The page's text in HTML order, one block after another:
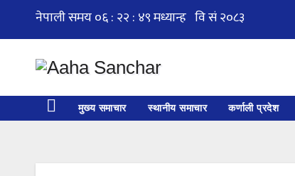
मुख्य समाचार स्थानीय समाचार कर्णाली प्रदेश